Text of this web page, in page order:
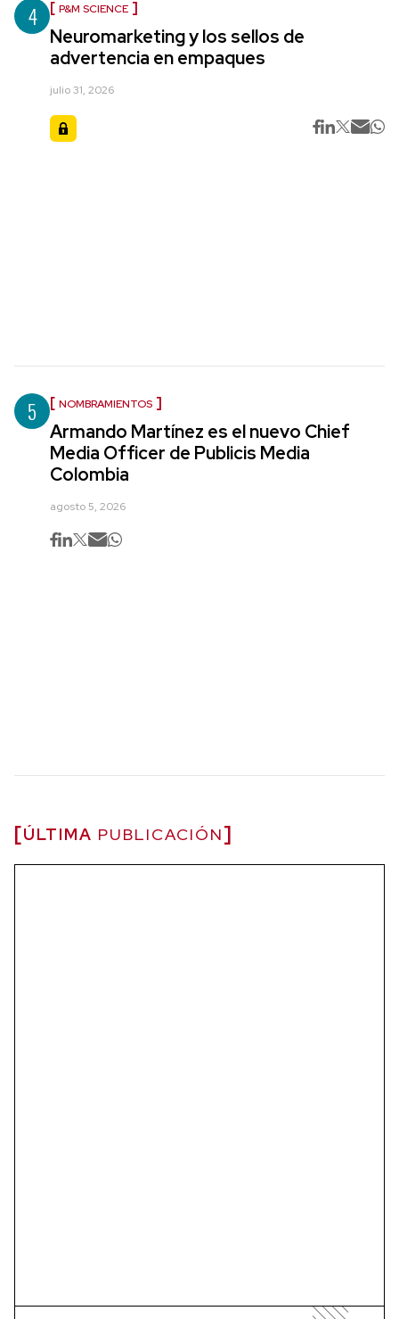
4 P&M SCIENCE
Neuromarketing y los sellos de
advertencia en empaques
julio 31, 2026
5 NOMBRAMIENTOS
Armando Martínez es el nuevo Chief
Media Officer de Publicis Media
Colombia
agosto 5, 2026
ÚLTIMA PUBLICACIÓN